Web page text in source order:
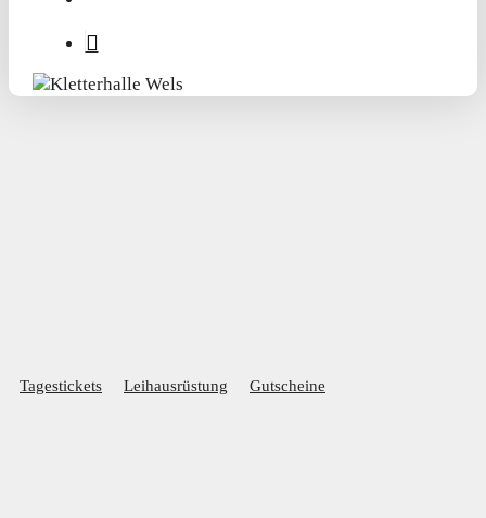
Tagestickets Leihausrüstung Gutscheine